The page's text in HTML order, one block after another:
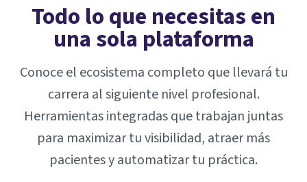
Todo lo que necesitas en
una sola plataforma
Conoce el ecosistema completo que llevará tu
carrera al siguiente nivel profesional.
Herramientas integradas que trabajan juntas
para maximizar tu visibilidad, atraer más
pacientes y automatizar tu práctica.